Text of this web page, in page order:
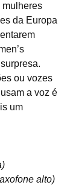
mulheres
da Europa
ou vozes
a voz é
um
alto)